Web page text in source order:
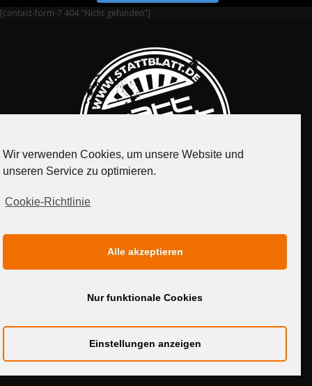
[contact-form-7 404 "Nicht gefunden"]
MEDIADATEN
Wir verwenden Cookies, um unsere Website und
unseren Service zu optimieren.
Cookie-Richtlinie
Alle akzeptieren
Nur funktionale Cookies
Einstellungen anzeigen